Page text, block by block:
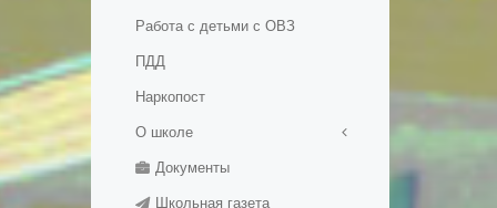
Работа с детьми с ОВЗ
ПДД
Наркопост
О школе
Правила приема в школу
История школы
Документы
Школьная газета